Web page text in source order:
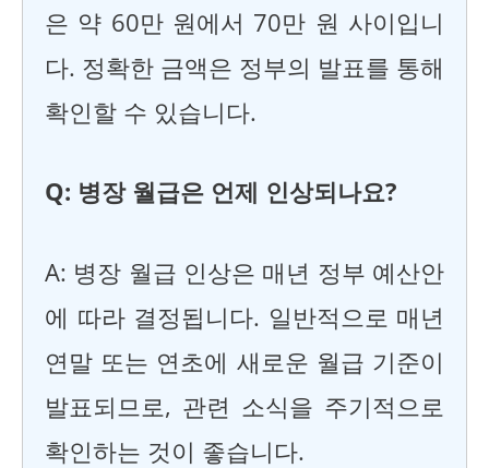
은 약 60만 원에서 70만 원 사이입니
다. 정확한 금액은 정부의 발표를 통해
확인할 수 있습니다.
Q: 병장 월급은 언제 인상되나요?
A: 병장 월급 인상은 매년 정부 예산안
에 따라 결정됩니다. 일반적으로 매년
연말 또는 연초에 새로운 월급 기준이
발표되므로, 관련 소식을 주기적으로
확인하는 것이 좋습니다.